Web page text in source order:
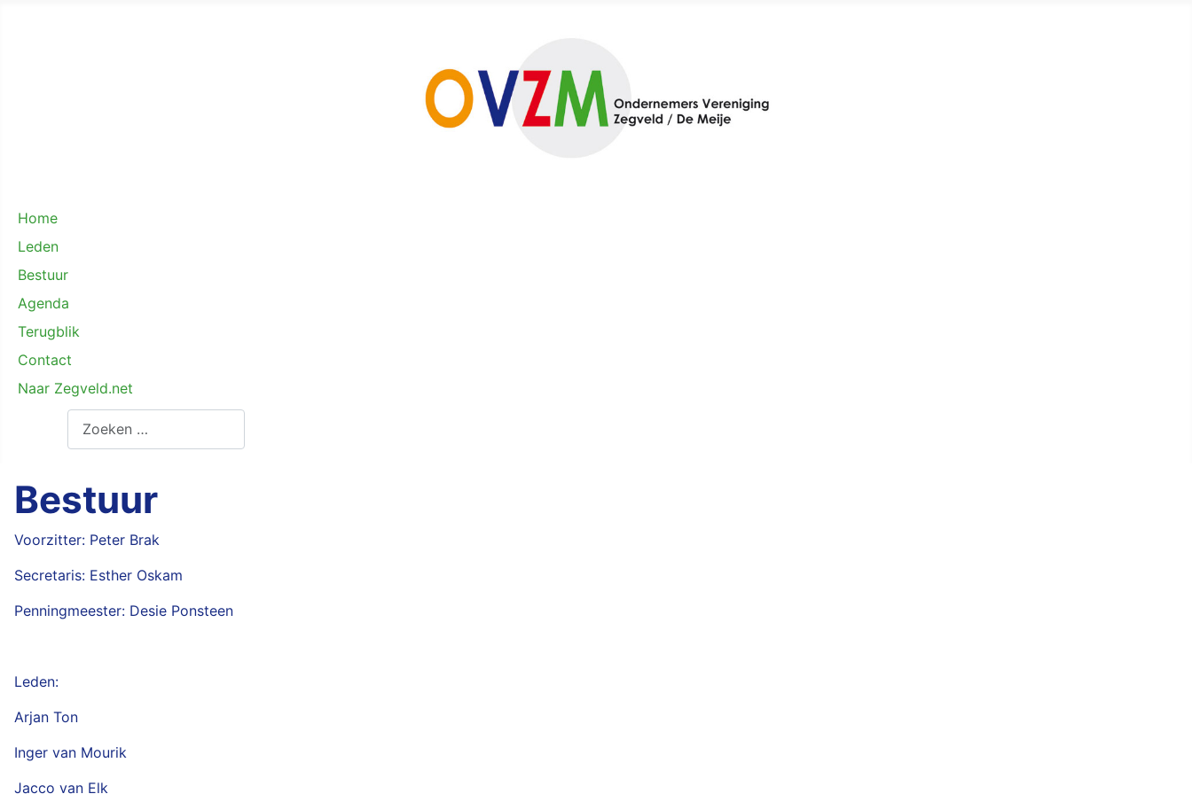
Home
Leden
Bestuur
Agenda
Terugblik
Contact
Naar Zegveld.net
Bestuur
Voorzitter: Peter Brak
Secretaris: Esther Oskam
Penningmeester: Desie Ponsteen
Leden:
Arjan Ton
Inger van Mourik
Jacco van Elk